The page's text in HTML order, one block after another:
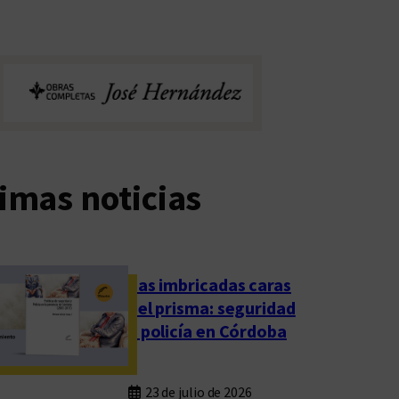
noticias
Las imbricadas caras
del prisma: seguridad
y policía en Córdoba
23 de julio de 2026